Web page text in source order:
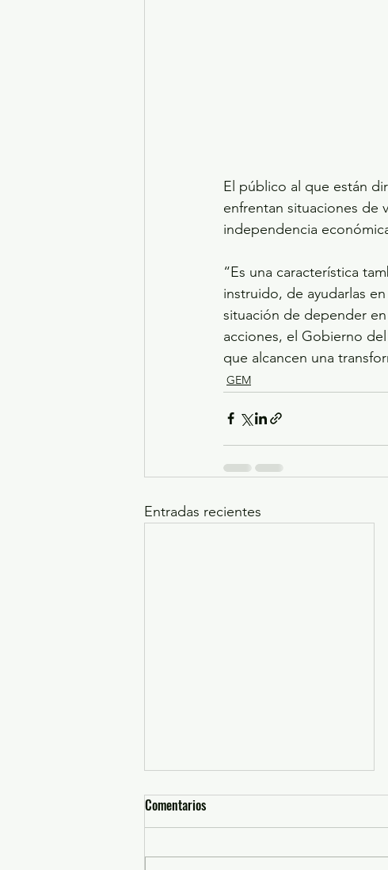
El público al que están
enfrentan situaciones de
independencia
“Es una característica
instruido, de ayudarlas
situación de depender
acciones, el Gobierno
que alcancen una
GEM
Entradas recientes
Comentarios